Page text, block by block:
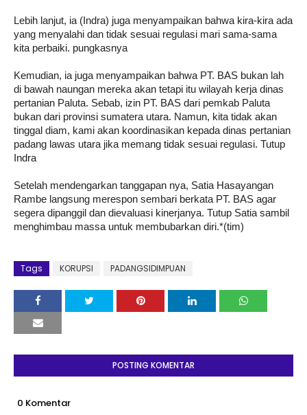
Lebih lanjut, ia (Indra) juga menyampaikan bahwa kira-kira ada
yang menyalahi dan tidak sesuai regulasi mari sama-sama
kita perbaiki. pungkasnya
Kemudian, ia juga menyampaikan bahwa PT. BAS bukan lah
di bawah naungan mereka akan tetapi itu wilayah kerja dinas
pertanian Paluta. Sebab, izin PT. BAS dari pemkab Paluta
bukan dari provinsi sumatera utara. Namun, kita tidak akan
tinggal diam, kami akan koordinasikan kepada dinas pertanian
padang lawas utara jika memang tidak sesuai regulasi. Tutup
Indra
Setelah mendengarkan tanggapan nya, Satia Hasayangan
Rambe langsung merespon sembari berkata PT. BAS agar
segera dipanggil dan dievaluasi kinerjanya. Tutup Satia sambil
menghimbau massa untuk membubarkan diri.*(tim)
Tags KORUPSI PADANGSIDIMPUAN
POSTING KOMENTAR
0 Komentar